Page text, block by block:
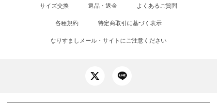
サイズ交換 返品・返金 よくあるご質問
各種規約 特定商取引に基づく表示
なりすましメール・サイトにご注意ください